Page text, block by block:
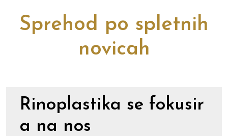
Sprehod po spletnih
novicah
Rinoplastika se fokusir
a na nos